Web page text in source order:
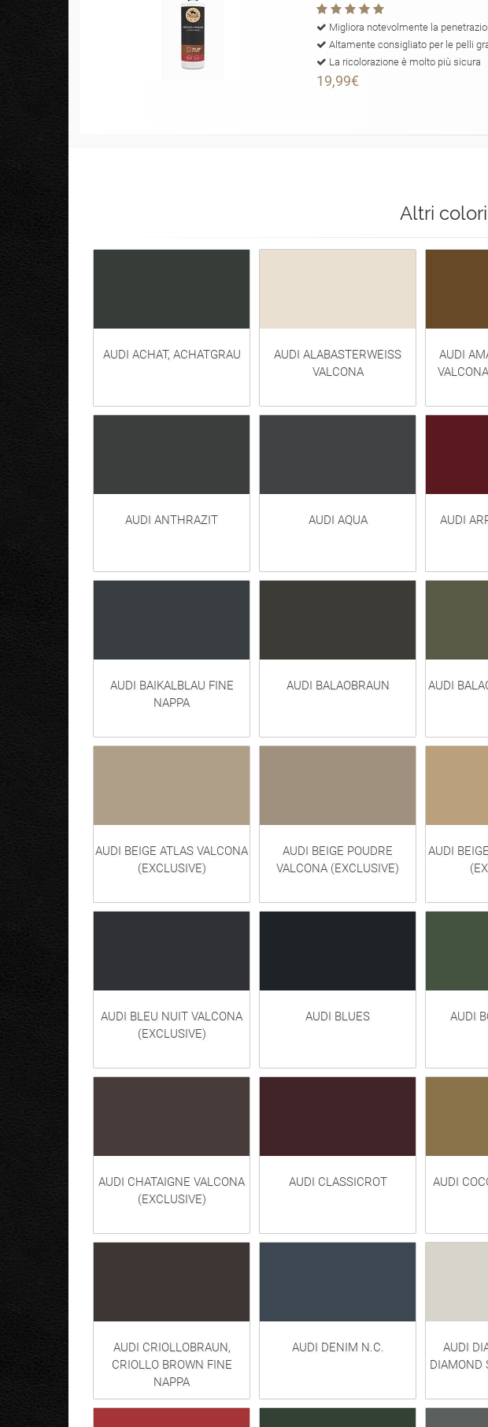
Migliora notevolmente la
Altamente consigliato per le pelli
La ricolorazione è molto più sicura
19,99€
Altri
AUDI ACHAT, ACHATGRAU
AUDI ALABASTERWEISS
VALCONA
AUDI
AUDI ANTHRAZIT AUDI AQUA AUDI
AUDI BAIKALBLAU FINE
NAPPA
AUDI BALAOBRAUN AUDI
AUDI BEIGE ATLAS VALCONA
(EXCLUSIVE)
AUDI BEIGE POUDRE
VALCONA (EXCLUSIVE)
AUDI
AUDI BLEU NUIT VALCONA
(EXCLUSIVE)
AUDI BLUES AUDI
AUDI CHATAIGNE VALCONA
(EXCLUSIVE)
AUDI CLASSICROT AUDI
AUDI CRIOLLOBRAUN,
CRIOLLO BROWN FINE
NAPPA
AUDI DENIM N.C.
AUDI
DIAMOND